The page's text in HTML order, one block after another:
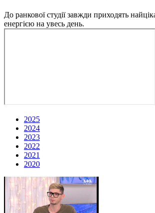
До ранкової студії завжди приходять
енергією на увесь день.
2025
2024
2023
2022
2021
2020